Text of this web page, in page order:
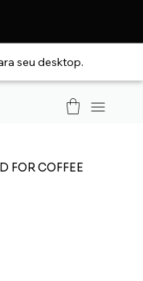
seu desktop.